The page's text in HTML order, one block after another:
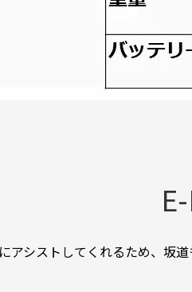
してくれるため、坂道も楽